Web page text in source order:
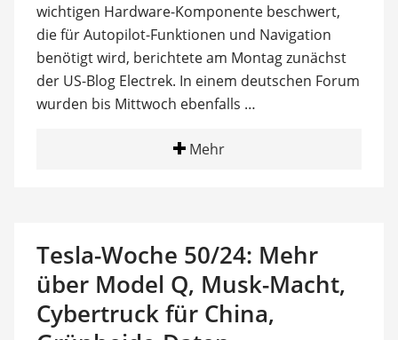
wichtigen Hardware-Komponente beschwert,
die für Autopilot-Funktionen und Navigation
benötigt wird, berichtete am Montag zunächst
der US-Blog Electrek. In einem deutschen Forum
wurden bis Mittwoch ebenfalls …
Mehr
Tesla-Woche 50/24: Mehr
über Model Q, Musk-Macht,
Cybertruck für China,